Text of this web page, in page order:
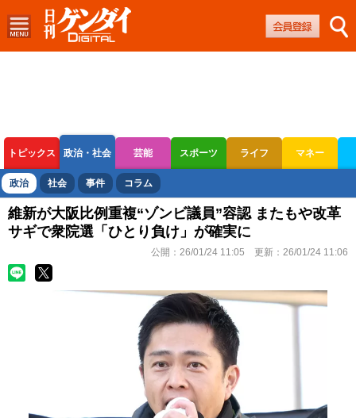
トピックス 政治・社会 芸能 スポーツ ライフ マネー
ボートレース 競輪 オートレース
政治 社会 事件 コラム
維新が大阪比例重複“ゾンビ議員”容認 またもや改革
サギで衆院選「ひとり負け」が確実に
公開： 26/01/24 11:05 更新： 26/01/24 11:06